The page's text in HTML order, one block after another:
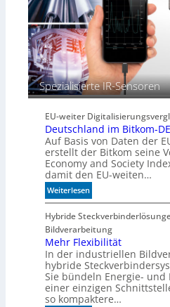
t
i
s
c
h
b
e
s
r
e
M
a
s
c
n
e
n
b
e
d
Spezialisierte IR-Sensoren
EU-weiter
Deutschland im Bitkom-
Auf Basis von Daten der
erstellt der Bitkom seine
Economy and Society
damit den EU-weiten…
Weiterlesen:
D
e
u
t
s
c
h
l
a
Hybride
Bildverarbeitung
Mehr Flexibilität
In der industriellen
hybride
Sie bündeln Energie-
einer einzigen
so kompaktere…